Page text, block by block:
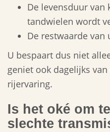
De levensduur van
tandwielen wordt
De restwaarde
U bespaart dus niet
geniet ook dagelijks
rijervaring.
Is het oké om
slechte